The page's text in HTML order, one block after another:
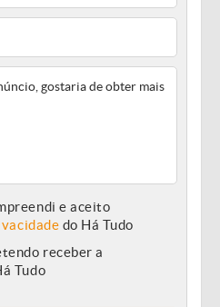
e aceito
do Há Tudo
receber a
Tudo